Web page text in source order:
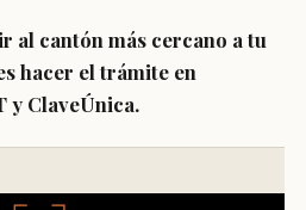
al cantón más cercano a tu
hacer el trámite en
y ClaveÚnica.